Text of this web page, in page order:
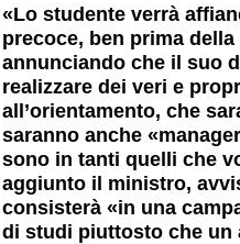
«Lo studente verrà
precoce, ben prima
annunciando che il suo
realizzare dei veri e
all’orientamento, che
saranno anche
sono in tanti quelli che
aggiunto il ministro,
consisterà «in una
di studi piuttosto che un